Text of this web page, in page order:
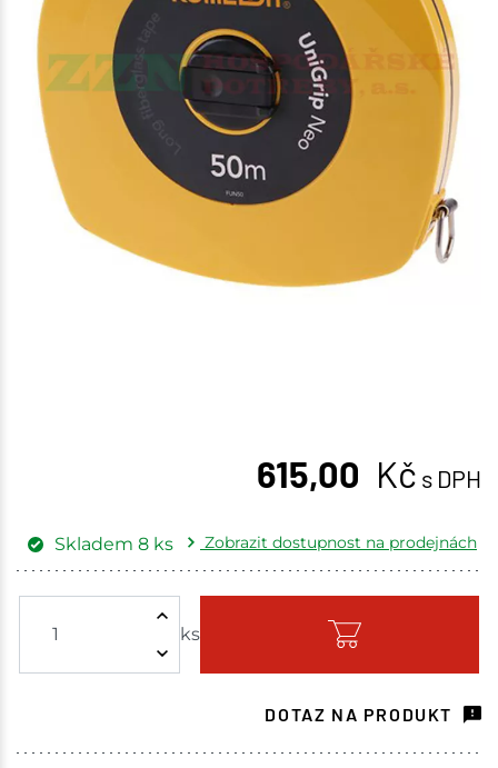
615,00 Kč s DPH
ks
Skladem 8 ks
Zobrazit dostupnost na prodejnách
Skladem - ihned k odeslání
Choceň 2 ks
DOTAZ NA PRODUKT